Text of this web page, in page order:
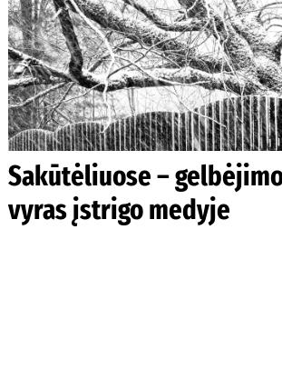
Sakūtėliuose –
vyras įstrigo medyje